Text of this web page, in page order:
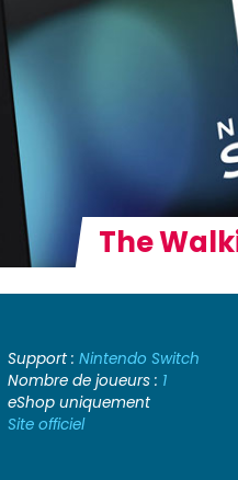
The
Support :Nintendo Switch
Nombre de joueurs : 1
eShop uniquement
Site officiel